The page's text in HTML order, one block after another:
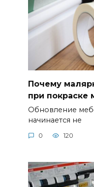
Почему
при покраске
Обновление
начинается не
0 120